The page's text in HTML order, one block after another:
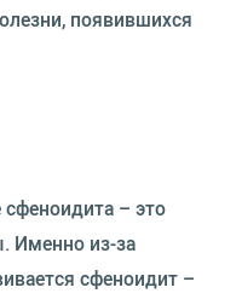
появившихся
– это
Именно из-за
сфеноидит –